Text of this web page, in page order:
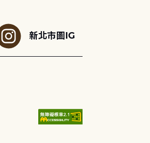
新北市圖IG